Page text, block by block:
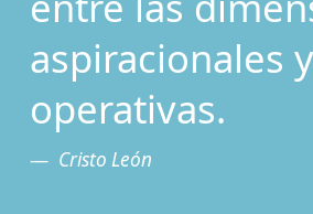
aspiracionales
operativas.
Cristo León